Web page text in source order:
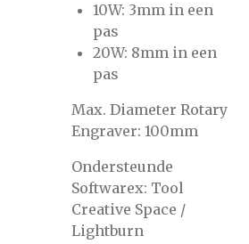
10W: 3mm in een
pas
20W: 8mm in een
pas
Max. Diameter Rotary
Engraver: 100mm
Ondersteunde
Softwarex: Tool
Creative Space /
Lightburn